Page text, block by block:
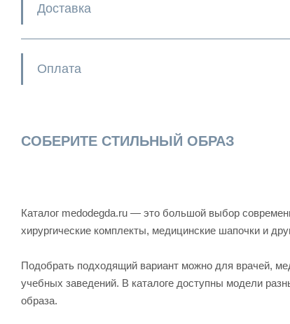
Доставка
Оплата
СОБЕРИТЕ СТИЛЬНЫЙ ОБРАЗ
Каталог medodegda.ru — это большой выбор
хирургические комплекты, медицинские шапочки и
Подобрать подходящий вариант можно для врачей,
учебных заведений. В каталоге доступны модели
образа.